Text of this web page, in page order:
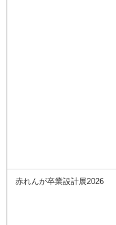
赤れんが卒業設計展2026